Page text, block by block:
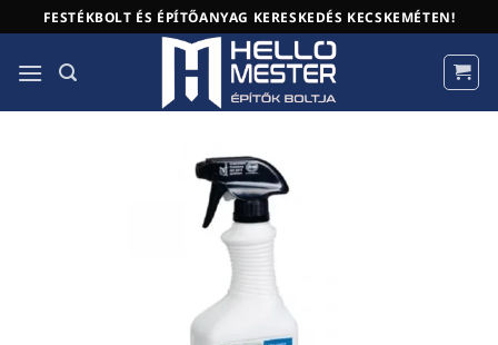
to
content
FESTÉKBOLT ÉS ÉPÍTŐANYAG KERESKEDÉS KECSKEMÉTEN!